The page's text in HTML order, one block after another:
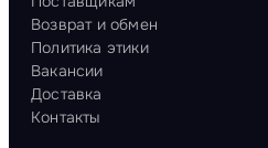
Возврат и обмен
Политика этики
Вакансии
Доставка
Контакты